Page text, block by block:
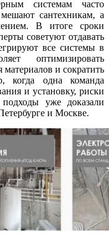
системам часто
сантехникам, а
В итоге сроки
советуют отдавать
все системы в
оптимизировать
материалов и сократить
когда одна команда
и установку, риски
уже доказали
и Москве.